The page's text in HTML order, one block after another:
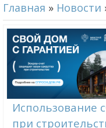
Главная » Новости
Использование
при